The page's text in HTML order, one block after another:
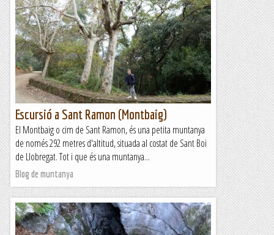
Escursió a Sant Ramon (Montbaig)
El Montbaig o cim de Sant Ramon, és una petita muntanya
de només 292 metres d'altitud, situada al costat de Sant Boi
de Llobregat. Tot i que és una muntanya...
Blog de muntanya